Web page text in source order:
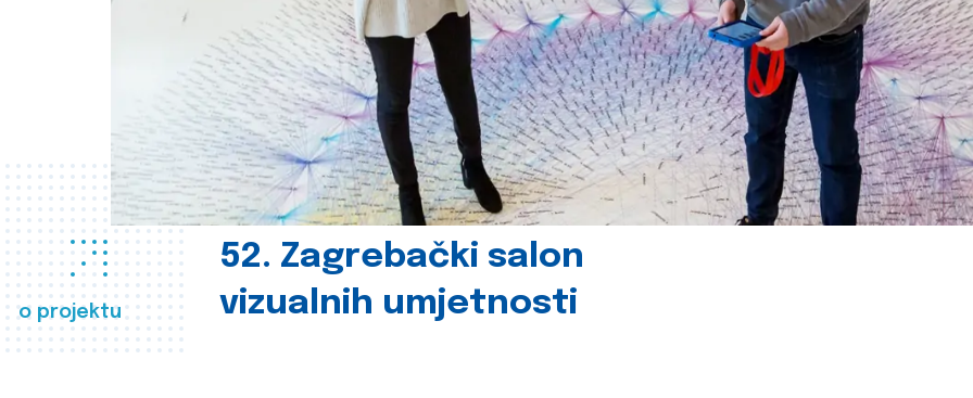
o projektu
52. Zagrebački salon
vizualnih umjetnosti